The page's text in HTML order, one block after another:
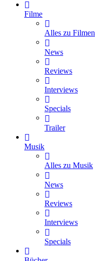
Filme
Alles zu Filmen
News
Reviews
Interviews
Specials
Trailer
Musik
Alles zu Musik
News
Reviews
Interviews
Specials